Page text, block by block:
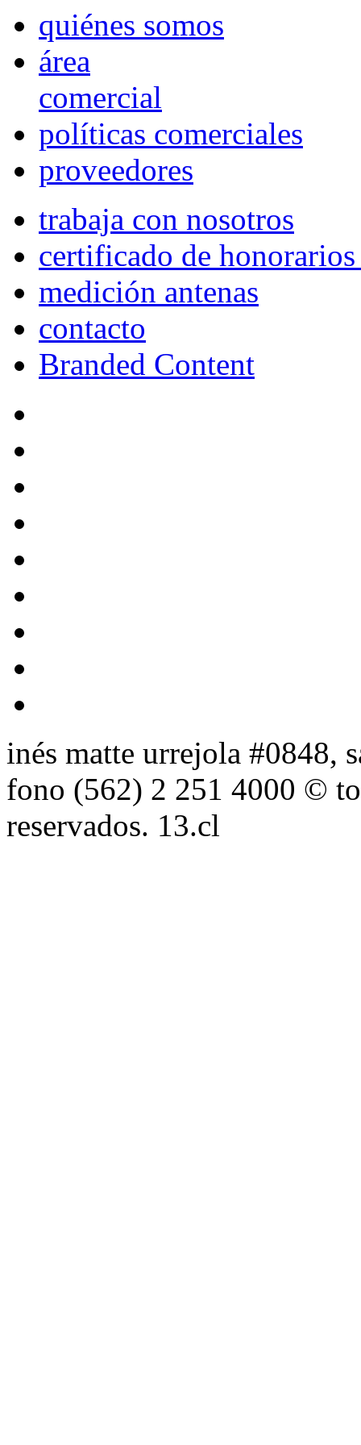
quiénes somos
área
comercial
políticas comerciales
proveedores
trabaja con nosotros
certificado de
medición antenas
contacto
Branded Content
inés matte urrejola #0848,
fono (562) 2 251 4000 ©
reservados. 13.cl